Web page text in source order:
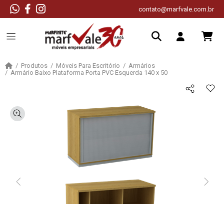
contato@marfvale.com.br
Produtos Móveis Para Escritório
Armários
Armário Baixo Plataforma Porta PVC Esquerda 140 x 50